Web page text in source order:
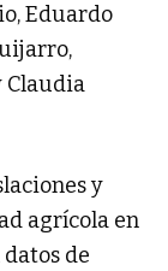
Eduardo
Claudia
y
agrícola en
de